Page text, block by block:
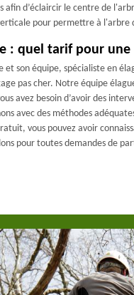
afin d’éclaircir le centre de
pour permettre à l'arbre
: quel tarif pour
et son équipe, spécialiste en
pas cher. Notre équipe
avez besoin d’avoir des
avec des méthodes
vous pouvez avoir
pour toutes demandes de